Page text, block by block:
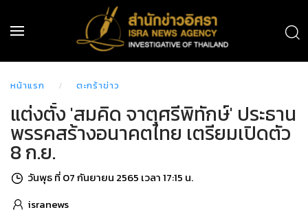
หน้าแรก ตะกร้าข่าว
แต่งตั้ง 'สมคิด จาตุศรีพิทักษ์' ประธาน
พรรคสร้างอนาคตไทย เตรียมเปิดตัว
8 ก.ย.
วันพุธ ที่ 07 กันยายน 2565 เวลา 17:15 น.
isranews